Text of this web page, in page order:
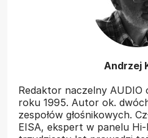
Andrzej
Redaktor naczelny AUDIO
roku 1995. Autor ok.
zespołów głośnikowych.
EISA, ekspert w panelu Hi-